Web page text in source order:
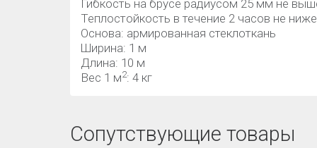
Гибкость на брусе радиусом 25 мм не
Теплостойкость в течение 2 часов не
Основа: армированная стеклоткань
Ширина: 1 м
Длина: 10 м
Вес 1 м2: 4 кг
Сопутствующие товары